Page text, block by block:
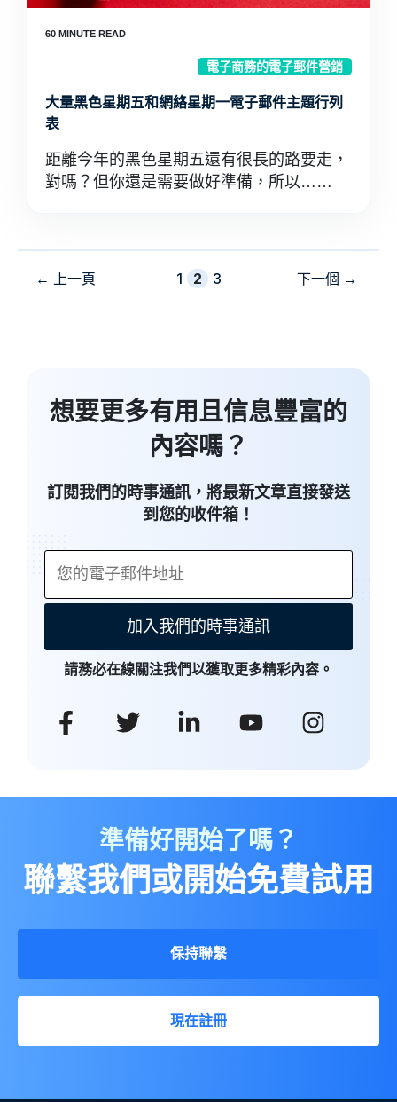
電子商務的電子郵件營銷
大量黑色星期五和網絡星期一電子郵件主題行列
表
距離今年的黑色星期五還有很長的路要走，
對嗎？但你還是需要做好準備，所以……
← 上一頁 頁
1 頁
2 頁
3 下一個 →
想要更多有用且信息豐富的
內容嗎？
訂閱我們的時事通訊，將最新文章直接發送
到您的收件箱！
加入我們的時事通訊
請務必在線關注我們以獲取更多精彩內容。
準備好開始了嗎？
聯繫我們或開始免費試用
保持聯繫
現在註冊